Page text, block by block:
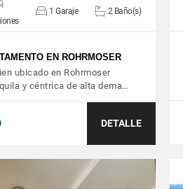
1 Garaje 2 Baño(s)
EN ROHRMOSER
ubicado en Rohrmoser
y céntrica de alta dema…
DETALLE